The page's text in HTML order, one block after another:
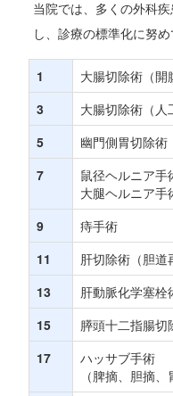
当院では、多くの外科
し、診療の標準化に努め
1 大腸切除術（開
3
大腸切除術（人
5
幽門側胃切除術
7
鼠径ヘルニア手
大腿ヘルニア手
9 痔手術
11
肝切除術（胆道
13
肝動脈化学塞栓
15
膵頭十二指腸切
17
ハッサブ手術
（脾摘、胆摘、